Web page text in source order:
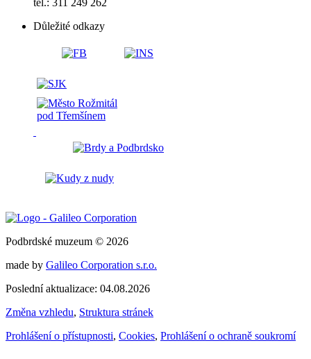
Důležité odkazy
Podbrdské muzeum © 2026
made by Galileo Corporation s.r.o.
Poslední aktualizace: 04.08.2026
Změna vzhledu, Struktura stránek
Prohlášení o přístupnosti, Cookies, Prohlášení o ochraně soukromí